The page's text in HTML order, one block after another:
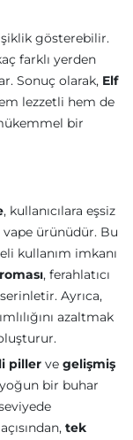
gösterebilir.
farklı yerden
Sonuç olarak, Elf
lezzetli hem de
bir
, kullanıcılara eşsiz
ürünüdür. Bu
kullanım imkanı
, ferahlatıcı
Ayrıca,
azaltmak
piller ve gelişmiş
bir buhar
tek